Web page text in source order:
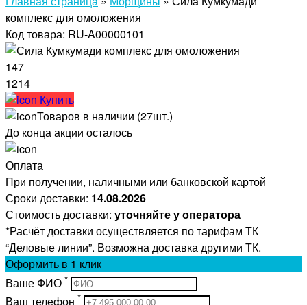
комплекс для омоложения
Код товара: RU-A00000101
147
1214
Купить
Товаров в наличии (27шт.)
До конца акции осталось
Оплата
При получении, наличными или банковской картой
Сроки доставки: 14.08.2026
Стоимость доставки: уточняйте у оператора
*Расчёт доставки осуществляется по тарифам ТК
“Деловые линии”. Возможна доставка другими ТК.
Оформить в 1 клик
Ваше ФИО *
Ваш телефон *